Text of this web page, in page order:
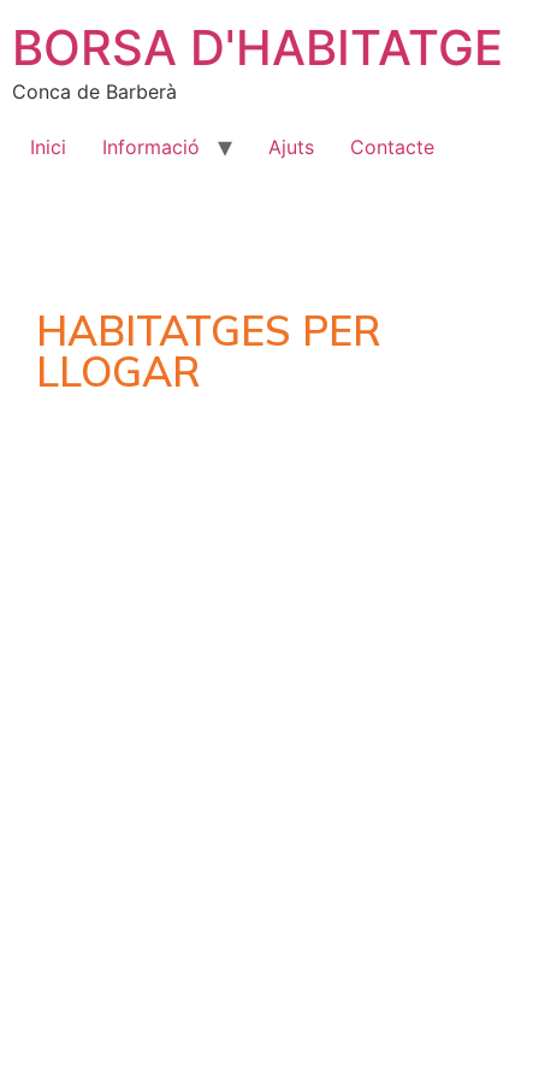
BORSA D'HABITATGE
Conca de Barberà
Inici Informació Ajuts Contacte
HABITATGES PER
LLOGAR